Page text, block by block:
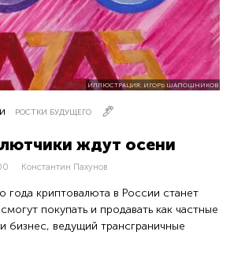
ИЛЛЮСТРАЦИЯ: ИГОРЬ ШАПОШНИКОВ
РОСТКИ БУДУЩЕГО
ждут осени
Константин Пахунов
года криптовалюта в России станет
покупать и продавать как частные
бизнес, ведущий трансграничные